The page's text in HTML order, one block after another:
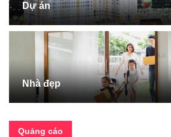
Dự án
Nhà đẹp
Quảng cáo